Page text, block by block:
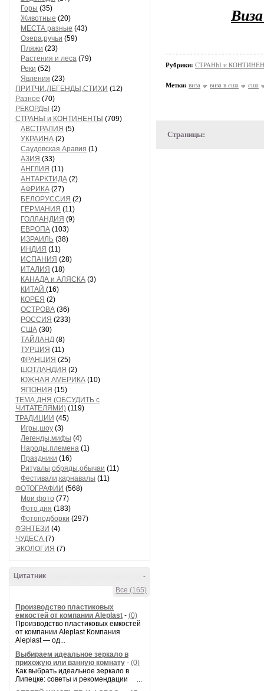
Горы (35)
Животные (20)
МЕСТА разные (43)
Озера,ручьи (59)
Пляжи (23)
Растения и леса (79)
Реки (52)
Явления (23)
ПРИТЧИ,ЛЕГЕНДЫ,СТИХИ (12)
Разное (70)
РЕКОРДЫ (2)
СТРАНЫ и КОНТИНЕНТЫ (709)
АВСТРАЛИЯ (5)
УКРАИНА (2)
Саудовская Аравия (1)
АЗИЯ (33)
АНГЛИЯ (11)
АНТАРКТИДА (2)
АФРИКА (27)
БЕЛОРУССИЯ (2)
ГЕРМАНИЯ (11)
ГОЛЛАНДИЯ (9)
ЕВРОПА (103)
ИЗРАИЛЬ (38)
ИНДИЯ (11)
ИСПАНИЯ (28)
ИТАЛИЯ (18)
КАНАДА и АЛЯСКА (3)
КИТАЙ (16)
КОРЕЯ (2)
ОСТРОВА (36)
РОССИЯ (233)
США (30)
ТАЙЛАНД (8)
ТУРЦИЯ (11)
ФРАНЦИЯ (25)
ШОТЛАНДИЯ (2)
ЮЖНАЯ АМЕРИКА (10)
ЯПОНИЯ (15)
ТЕМА ДНЯ (ОБСУДИТЬ с
ЧИТАТЕЛЯМИ) (119)
ТРАДИЦИИ (45)
Игры,шоу (3)
Легенды,мифы (4)
Народы,племена (1)
Праздники (16)
Ритуалы,обряды,обычаи (11)
Фестивали,карнавалы (11)
ФОТОГРАФИИ (568)
Мои фото (77)
Фото дня (183)
Фотоподборки (297)
ФЭНТЕЗИ (4)
ЧУДЕСА (7)
ЭКОЛОГИЯ (7)
-
Цитатник
Все (165)
Производство пластиковых
емкостей от компании Aleplast - (0)
Производство пластиковых емкостей
от компании Aleplast Компания
Aleplast — од...
Выбираем идеальное зеркало в
прихожую или ванную комнату - (0)
Как выбрать идеальное зеркало в
Липецке: советы и рекомендации ...
Рубрики: СТРАНЫ и
Метки: виза виза в сша сша
Страницы: